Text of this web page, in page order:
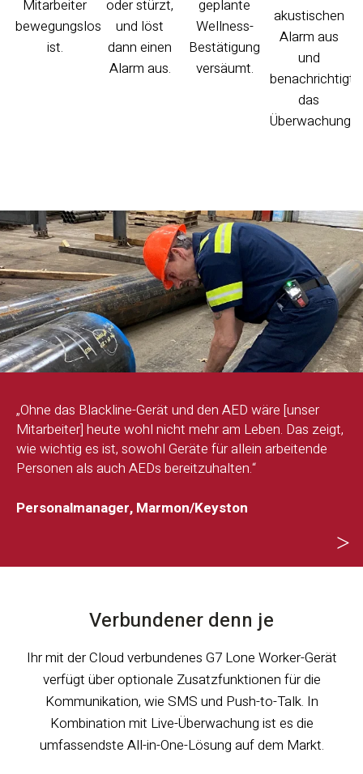
Mitarbeiter
bewegungslos
ist.
oder stürzt,
und löst
dann einen
Alarm aus.
geplante
Wellness-
Bestätigung
versäumt.
akustischen
Alarm aus
und
benachrichtigt
das
„Ohne das Blackline-Gerät und den AED wäre [unser
Mitarbeiter] heute wohl nicht mehr am Leben. Das zeigt,
wie wichtig es ist, sowohl Geräte für allein arbeitende
Personen als auch AEDs bereitzuhalten.“
Personalmanager, Marmon/Keyston
Verbundener denn je
Ihr mit der Cloud verbundenes G7 Lone Worker-Gerät
verfügt über optionale Zusatzfunktionen für die
Kommunikation, wie SMS und Push-to-Talk. In
Kombination mit Live-Überwachung ist es die
umfassendste All-in-One-Lösung auf dem Markt.